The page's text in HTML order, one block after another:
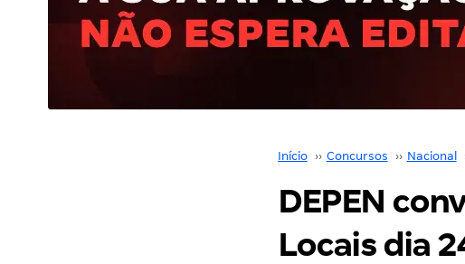
Início ›› Concursos ›› Nacional
DEPEN
Locais dia